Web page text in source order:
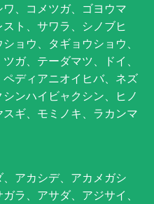
、コメツガ、ゴヨウマ
ト、サワラ、シノブヒ
ョウ、タギョウショウ、
ガ、テーダマツ、ドイ、
ディアニオイヒバ、ネズ
ンハイビャクシン、ヒノ
ギ、モミノキ、ラカンマ
アカシデ、アカメガシ
ラ、アサダ、アジサイ、